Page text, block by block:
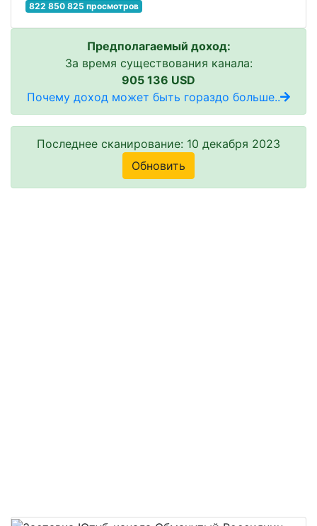
822 850 825 просмотров
Предполагаемый доход:
За время существования канала:
905 136 USD
Почему доход может быть гораздо больше..
Последнее сканирование: 10 декабря 2023
Обновить